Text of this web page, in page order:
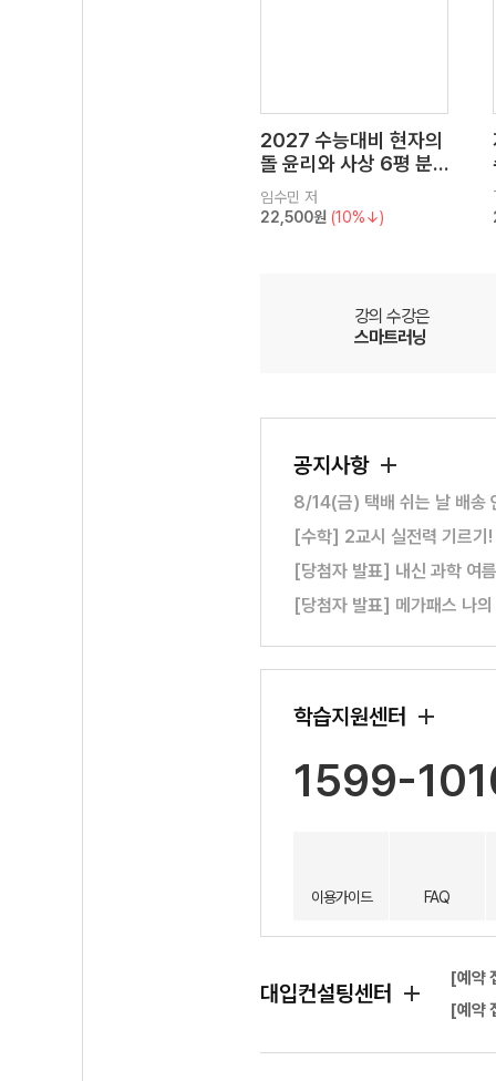
2027 수능대비 현자의
돌 윤리와 사상 6평 분
석서&EBS 수능완성 연
계 N제
임수민 저
22,500원 (10%↓)
강의 수강은
스마트러닝
공지사항
8/14(금) 택배 쉬는 날 배송
[수학] 2교시 실전력 기르기
[당첨자 발표] 내신 과학 여
[당첨자 발표] 메가패스 나
학습지원센터
1599-
이용가이드 FAQ
대입컨설팅센터
[예약
[예약